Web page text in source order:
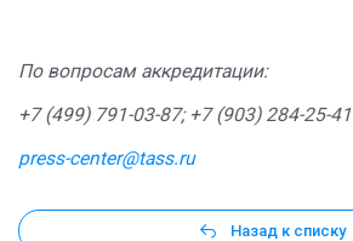
По вопросам аккредитации:
+7 (499) 791-03-87; +7 (903) 284-25-41
press-center@tass.ru
Назад к списку